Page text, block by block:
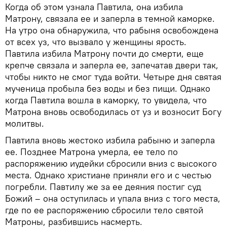
Когда об этом узнала Павтила, она избила
Матрону, связала ее и заперла в темной каморке.
На утро она обнаружила, что рабыня освобождена
от всех уз, что вызвало у женщины ярость.
Павтила избила Матрону почти до смерти, еще
крепче связала и заперла ее, запечатав двери так,
чтобы никто не смог туда войти. Четыре дня святая
мученица пробыла без воды и без пищи. Однако
когда Павтила вошла в каморку, то увидела, что
Матрона вновь освободилась от уз и возносит Богу
молитвы.
Павтила вновь жестоко избила рабыню и заперла
ее. Позднее Матрона умерла, ее тело по
распоряжению иудейки сбросили вниз с высокого
места. Однако христиане приняли его и с честью
погребли. Павтилу же за ее деяния постиг суд
Божий – она оступилась и упала вниз с того места,
где по ее распоряжению сбросили тело святой
Матроны, разбившись насмерть.